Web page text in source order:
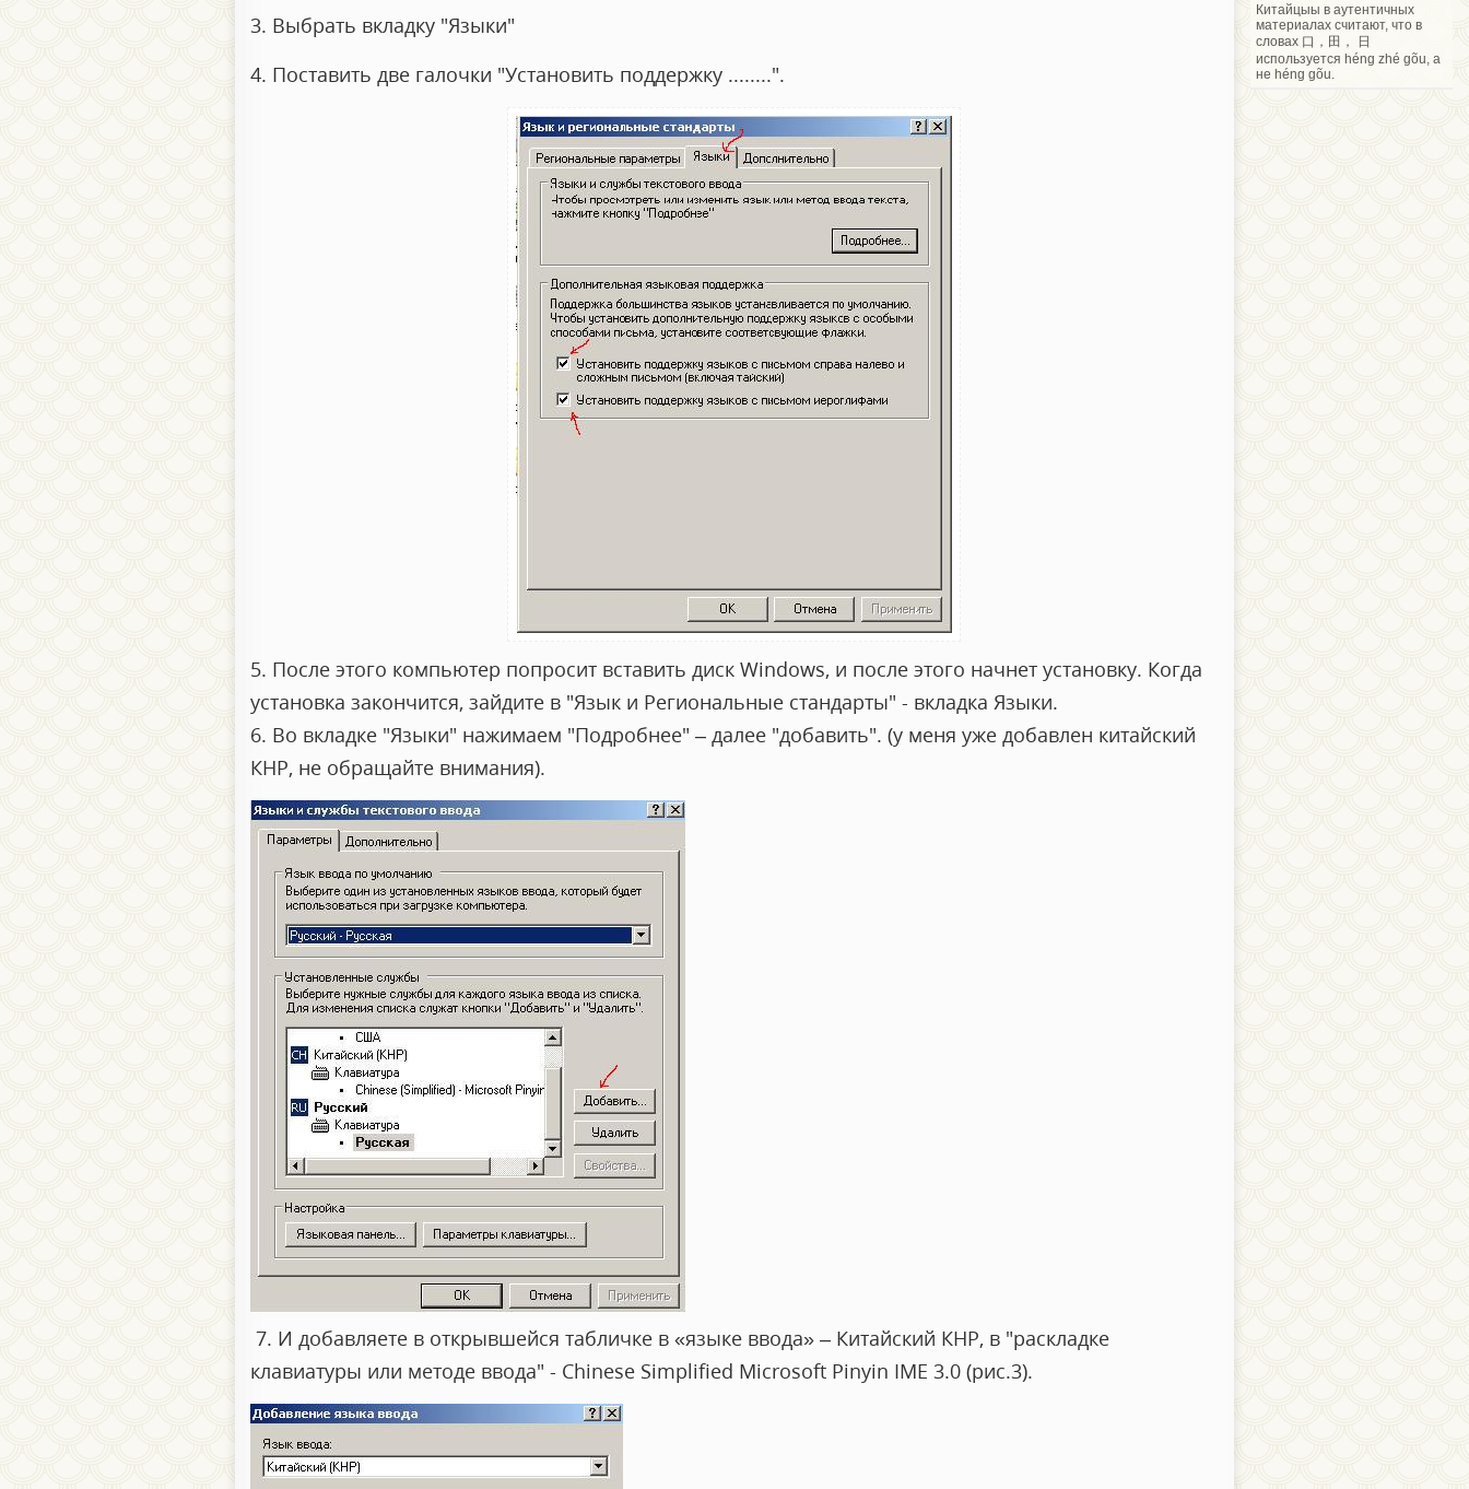
3. Выбрать вкладку "Языки"
4. Поставить две галочки "Установить поддержку ........".
5. После этого компьютер попросит вставить диск Windows, и после этого начнет установку. Когда
установка закончится, зайдите в "Язык и Региональные стандарты" - вкладка Языки.
6. Во вкладке "Языки" нажимаем "Подробнее" – далее "добавить". (у меня уже добавлен китайский
КНР, не обращайте внимания).
7. И добавляете в открывшейся табличке в «языке ввода» – Китайский КНР, в "раскладке
клавиатуры или методе ввода" - Chinese Simplified Microsoft Pinyin IME 3.0 (рис.3).
Китайцыы в аутентичных
материалах считают, что в
словах 口，田， 日
используется héng zhé gõu, а
не héng gõu.